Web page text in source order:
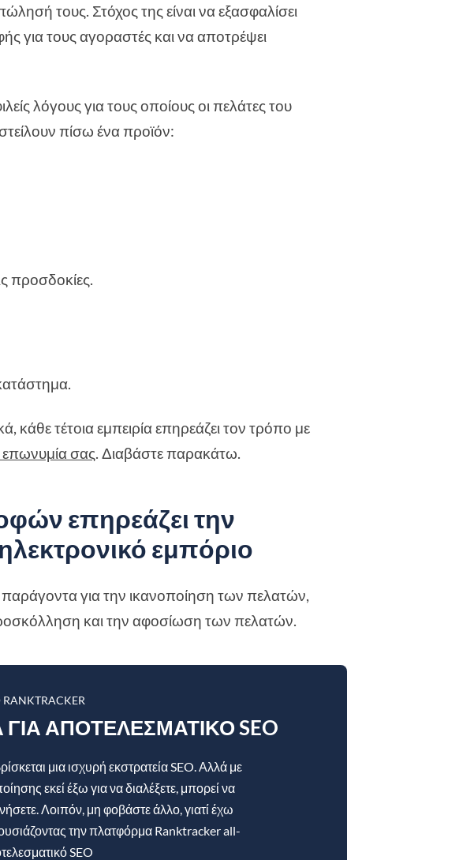
τους. Στόχος της είναι να εξασφαλίσει
για τους αγοραστές και να αποτρέψει
λόγους για τους οποίους οι πελάτες του
πίσω ένα προϊόν:
προσδοκίες.
κάθε τέτοια εμπειρία επηρεάζει τον τρόπο με
επωνυμία σας . Διαβάστε παρακάτω.
επηρεάζει την
εμπόριο
για την ικανοποίηση των πελατών,
και την αφοσίωση των πελατών.
ΑΠΟΤΕΛΕΣΜΑΤΙΚΌ SEO
μια ισχυρή εκστρατεία SEO. Αλλά με
εκεί έξω για να διαλέξετε, μπορεί να
Λοιπόν, μη φοβάστε άλλο, γιατί έχω
την πλατφόρμα Ranktracker all-
SEO